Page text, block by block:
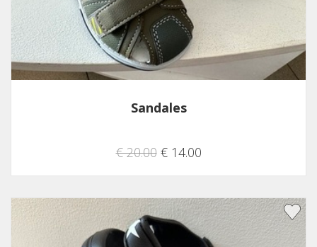
Sandales
€ 20.00€ 14.00